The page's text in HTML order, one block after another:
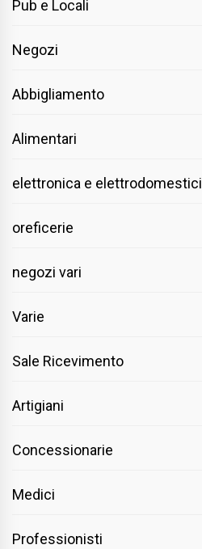
Pub e Locali
Negozi
Abbigliamento
Alimentari
elettronica e elettrodomestici
oreficerie
negozi vari
Varie
Sale Ricevimento
Artigiani
Concessionarie
Medici
Professionisti